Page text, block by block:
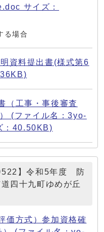
サイズ：
る場合
資料提出書(様式第6
（工事・事後審査
(ファイル名：3yo-
：40.50KB)
】令和5年度 防
四十九町ゆめが丘
価方式）参加資格確